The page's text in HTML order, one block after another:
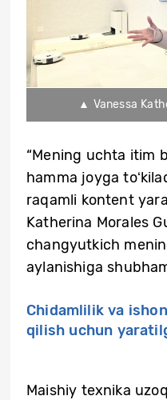
▲ Vanessa
“Mening uchta itim
hamma joyga
raqamli kontent
Katherina Morales
changyutkich
aylanishiga
Chidamlilik va
qilish uchun
Maishiy texnika